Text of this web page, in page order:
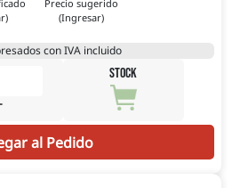
Precio sugerido
(Ingresar)
con IVA incluido
STOCK
al Pedido